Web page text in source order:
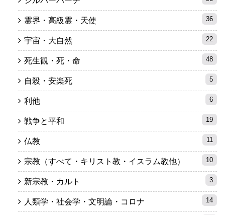
霊界・高級霊・天使 36
宇宙・大自然 22
死生観・死・命 48
自殺・安楽死 5
利他 6
戦争と平和 19
仏教 11
宗教（すべて・キリスト教・イスラム教他） 10
新宗教・カルト 3
人類学・社会学・文明論・コロナ 14